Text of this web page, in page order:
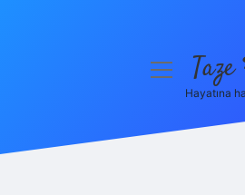
menüyü
Hayatına